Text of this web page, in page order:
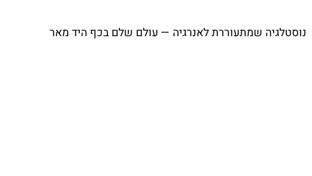
⁨ נוסטלגיה שמתעוררת לאנרגיה — עולם שלם בכף היד מאר